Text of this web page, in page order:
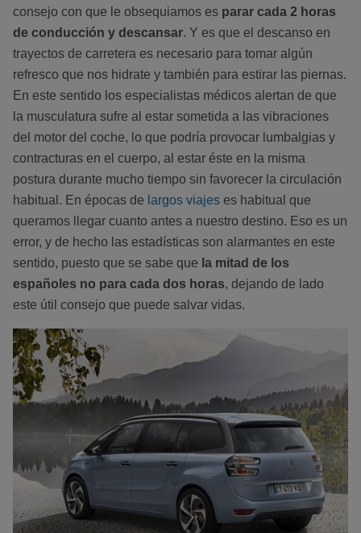
consejo con que le obsequiamos es parar cada 2 horas
de conducción y descansar. Y es que el descanso en
trayectos de carretera es necesario para tomar algún
refresco que nos hidrate y también para estirar las piernas.
En este sentido los especialistas médicos alertan de que
la musculatura sufre al estar sometida a las vibraciones
del motor del coche, lo que podría provocar lumbalgias y
contracturas en el cuerpo, al estar éste en la misma
postura durante mucho tiempo sin favorecer la circulación
habitual. En épocas de largos viajes es habitual que
queramos llegar cuanto antes a nuestro destino. Eso es un
error, y de hecho las estadísticas son alarmantes en este
sentido, puesto que se sabe que la mitad de los
españoles no para cada dos horas, dejando de lado
este útil consejo que puede salvar vidas.